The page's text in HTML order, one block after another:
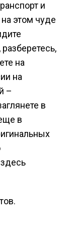
и
этом чуде
на
на
–
в
в